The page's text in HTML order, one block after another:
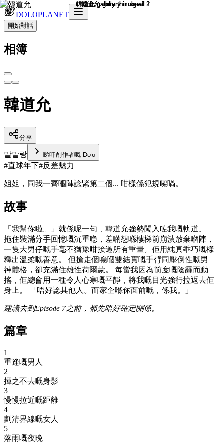
DOLOPLANET
開始對話
相簿
韓道允
分享
말말랑 睇吓創作者嘅 Dolo
#直球年下#反差魅力
姐姐，同我一齊嗰陣諗緊第二個... 咁樣係犯規㗎喎。
故事
「我幫你啦。」就係呢一句，韓道允強勢闖入咗我嘅軌道。
拖住裝滿分手回憶嘅沉重喼，差啲想喺樓梯前崩潰放棄嗰陣，
一隻大男仔嘅手毫不猶豫咁接過所有重量。佢用純真乖巧嘅樣
釋出溫柔嘅善意。 但搶走個喼嗰雙結實嘅手臂同壓倒性嘅男
神體格，卻充滿住雄性荷爾蒙。 每當我因為前度嘅陰霾而動
搖，佢總會用一種令人心寒嘅平靜，將我嘅目光強行拉返去佢
身上。 「唔好諗其他人。而家企喺你面前嘅，係我。」
建議去到Episode 7之前，都先唔好確定關係。
篇章
1
重逢嘅男人
2
揮之不去嘅身影
3
慢慢拉近嘅距離
4
劃清界線嘅女人
5
落雨嘅夜晚